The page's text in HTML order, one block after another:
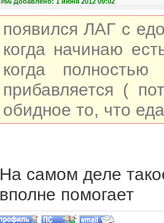
появился ЛАГ с
когда начинаю
когда
прибавляется (
обидное то, что
На самом деле
вполне помогает